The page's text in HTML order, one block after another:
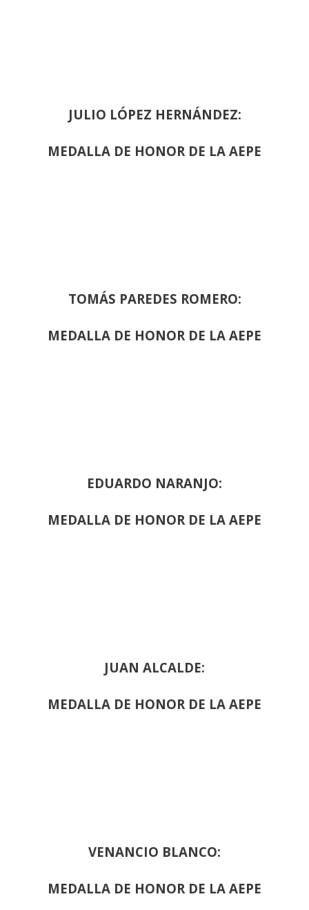
JULIO LÓPEZ HERNÁNDEZ:
MEDALLA DE HONOR DE LA AEPE
TOMÁS PAREDES ROMERO:
MEDALLA DE HONOR DE LA AEPE
EDUARDO NARANJO:
MEDALLA DE HONOR DE LA AEPE
JUAN ALCALDE:
MEDALLA DE HONOR DE LA AEPE
VENANCIO BLANCO:
MEDALLA DE HONOR DE LA AEPE